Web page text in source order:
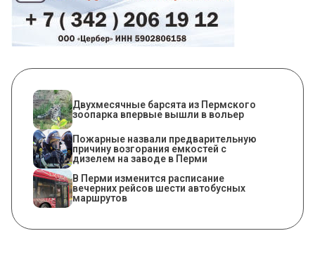
Двухмесячные барсята из Пермского
зоопарка впервые вышли в вольер
Пожарные назвали предварительную
причину возгорания емкостей с
дизелем на заводе в Перми
​В Перми изменится расписание
вечерних рейсов шести автобусных
маршрутов